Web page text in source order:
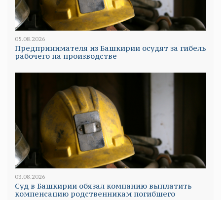
05.08.2026
Предпринимателя из Башкирии осудят за гибель
рабочего на производстве
03.08.2026
Суд в Башкирии обязал компанию выплатить
компенсацию родственникам погибшего